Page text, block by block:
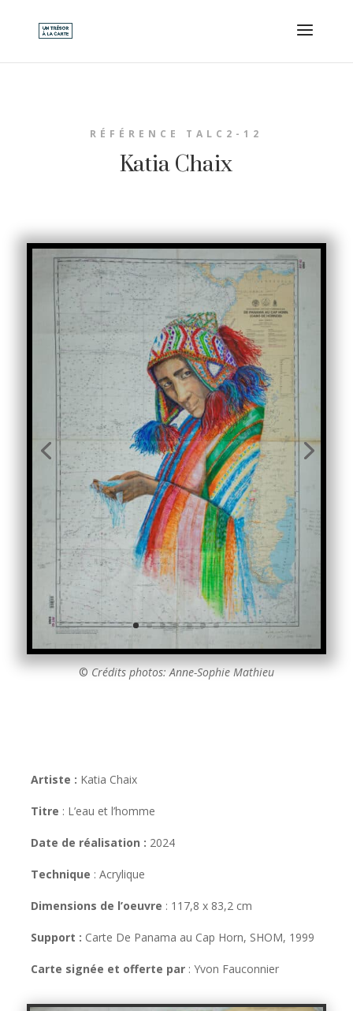
RÉFÉRENCE TALC2-12
Katia Chaix
© Crédits photos: Anne-Sophie Mathieu
Artiste : Katia Chaix
Titre : L’eau et l’homme
Date de réalisation : 2024
Technique : Acrylique
Dimensions de l’oeuvre : 117,8 x 83,2 cm
Support : Carte De Panama au Cap Horn, SHOM, 1999
Carte signée et offerte par : Yvon Fauconnier